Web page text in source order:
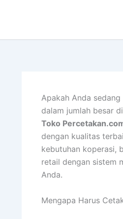
Apakah Anda
dalam jumlah besar
Toko
dengan kualitas
kebutuhan koperasi,
retail dengan sistem
Anda.
Mengapa Harus